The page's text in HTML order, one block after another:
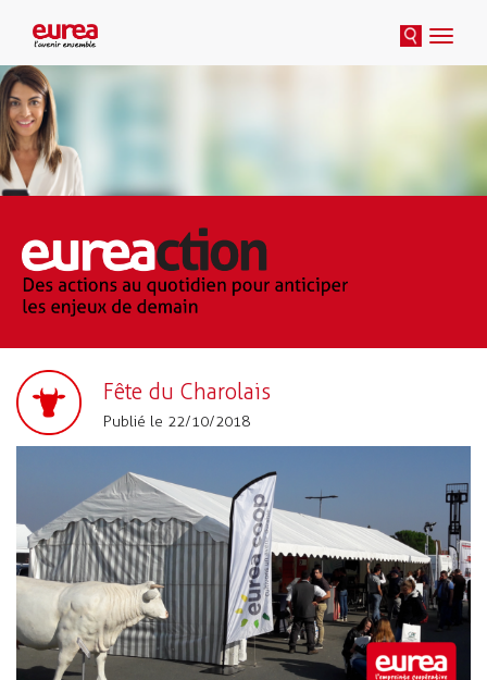
Toggle
Fête du Charolais
Publié le 22/10/2018